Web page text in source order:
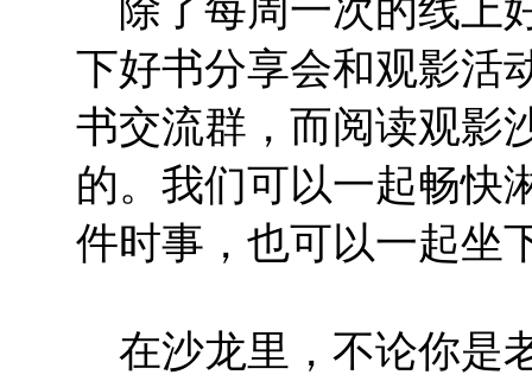
除了每周一次的线上
下好书分享会和观影活
书交流群，而阅读观影
的。我们可以一起畅快
件时事，也可以一起坐
在沙龙里，不论你是